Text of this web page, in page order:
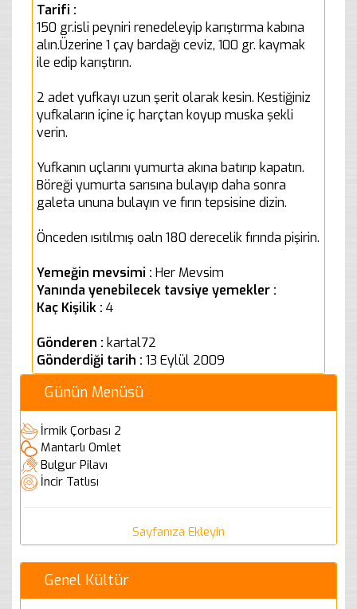
Tarifi :
150 gr.isli peyniri renedeleyip karıştırma kabına
alın.Üzerine 1 çay bardağı ceviz, 100 gr. kaymak
ile edip karıştırın.
2 adet yufkayı uzun şerit olarak kesin. Kestiğiniz
yufkaların içine iç harçtan koyup muska şekli
verin.
Yufkanın uçlarını yumurta akına batırıp kapatın.
Böreği yumurta sarısına bulayıp daha sonra
galeta ununa bulayın ve fırın tepsisine dizin.
Önceden ısıtılmış oaln 180 derecelik fırında pişirin.
Yemeğin mevsimi : Her Mevsim
Yanında yenebilecek tavsiye yemekler :
Kaç Kişilik : 4
Gönderen : kartal72
Gönderdiği tarih : 13 Eylül 2009
Günün Menüsü
İrmik Çorbası 2
Mantarlı Omlet
Bulgur Pilavı
İncir Tatlısı
Sayfanıza Ekleyin
Genel Kültür